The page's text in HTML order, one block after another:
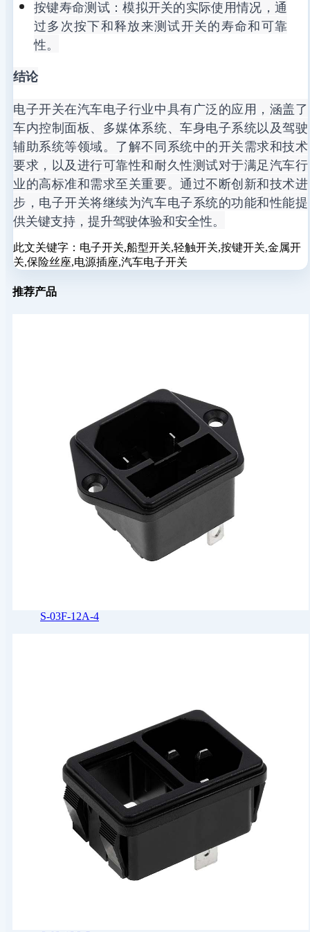
按键寿命测试：模拟开关的实际使用情况，通
过多次按下和释放来测试开关的寿命和可靠
性。
结论
电子开关在汽车电子行业中具有广泛的应用，涵盖了
车内控制面板、多媒体系统、车身电子系统以及驾驶
辅助系统等领域。了解不同系统中的开关需求和技术
要求，以及进行可靠性和耐久性测试对于满足汽车行
业的高标准和需求至关重要。通过不断创新和技术进
步，电子开关将继续为汽车电子系统的功能和性能提
供关键支持，提升驾驶体验和安全性。
此文关键字： 电子开关,船型开关,轻触开关,按键开关,金属开
关,保险丝座,电源插座,汽车电子开关
推荐产品
S-03F-12A-4